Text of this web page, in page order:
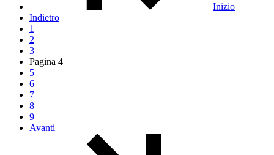
Inizio
Indietro
1
2
3
Pagina 4
5
6
7
8
9
Avanti